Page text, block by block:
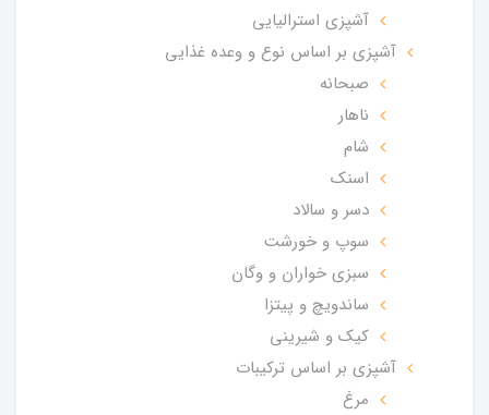
آشپزی استرالیایی
آشپزی بر اساس نوع و وعده غذایی
صبحانه
ناهار
شام
اسنک
دسر و سالاد
سوپ و خورشت
سبزی خواران و وگان
ساندویچ و پیتزا
کیک و شیرینی
آشپزی بر اساس ترکیبات
مرغ